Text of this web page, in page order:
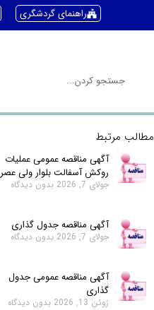
راهنمای گردشگری
مطالب مرتبط
آگهی مناقصه عمومی عملیات
روکش آسفالت بلوار ولی عصر
جولای 7, 2026 بدون دیدگاه
آگهی مناقصه جدول گذاری
جولای 7, 2026 بدون دیدگاه
آگهی مناقصه عمومی جدول
گذاری
ژوئن 13, 2026 بدون دیدگاه